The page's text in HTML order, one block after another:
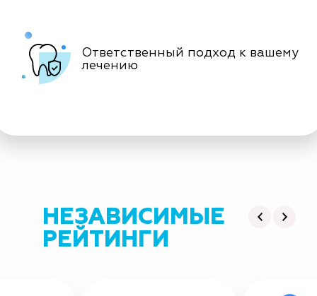
Ответственный подход к вашему
лечению
НЕЗАВИСИМЫЕ
РЕЙТИНГИ